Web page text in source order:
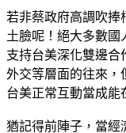
若非蔡政府高調吹捧
土臉呢！絕大多數國
支持台美深化雙邊合
外交等層面的往來，
台美正常互動當成能
猶記得前陣子，當經